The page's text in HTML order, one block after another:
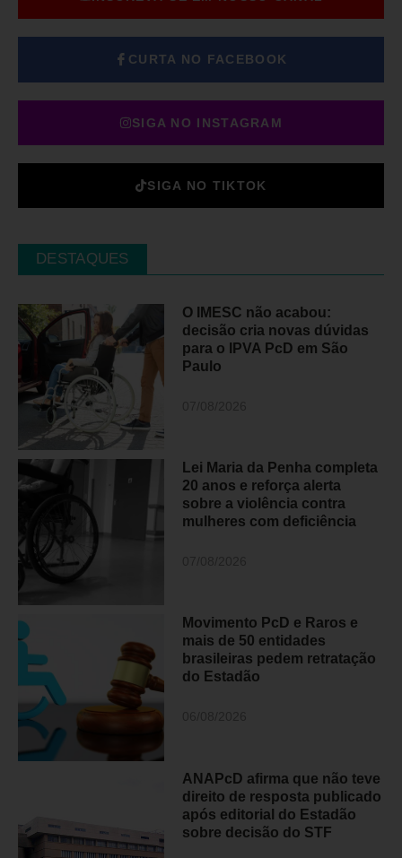
CURTA NO FACEBOOK
SIGA NO INSTAGRAM
SIGA NO TIKTOK
DESTAQUES
O IMESC não acabou:
decisão cria novas dúvidas
para o IPVA PcD em São
Paulo
Lei Maria da Penha completa
20 anos e reforça alerta
sobre a violência contra
mulheres com deficiência
Movimento PcD e Raros e
mais de 50 entidades
brasileiras pedem retratação
do Estadão
ANAPcD afirma que não teve
direito de resposta publicado
após editorial do Estadão
sobre decisão do STF